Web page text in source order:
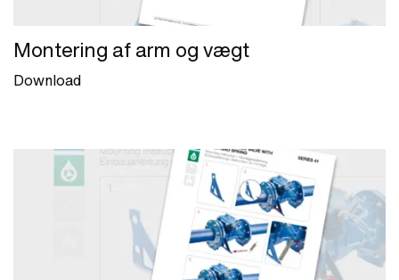
Montering af arm og vægt
Download